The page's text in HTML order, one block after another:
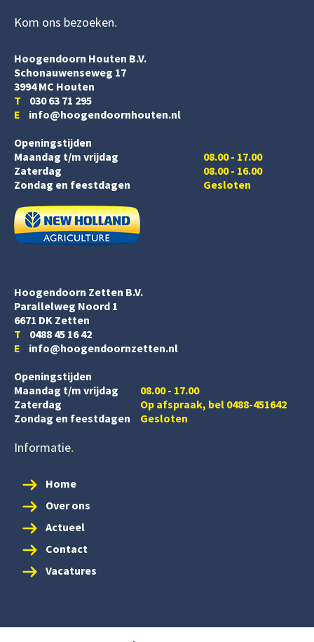
Kom ons bezoeken
Hoogendoorn Houten B.V.
Schonauwenseweg 17
3994 MC Houten
T 030 63 71 295
E info@hoogendoornhouten.nl
Openingstijden
Maandag t/m vrijdag
Zaterdag
08.00 - 17.00
08.00 - 16.00
Zondag en feestdagen
Gesloten
Hoogendoorn Zetten B.V.
Parallelweg Noord 1
6671 DK Zetten
T 0488 45 16 42
E info@hoogendoornzetten.nl
Openingstijden
Maandag t/m vrijdag
08.00 - 17.00
Zaterdag
Op afspraak, bel 0488-451642
Zondag en feestdagen
Gesloten
Informatie
Home
Over ons
Actueel
Contact
Vacatures